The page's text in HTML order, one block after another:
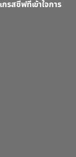
รสซีฟที่เข้าใจการ